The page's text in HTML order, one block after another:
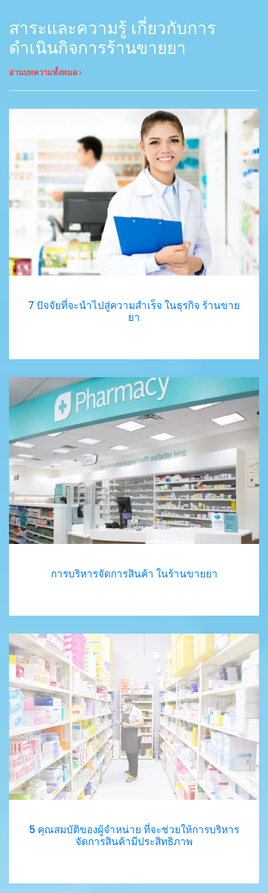
สาระและความรู้ เกี่ยวกับการ
ดำเนินกิจการร้านขายยา
อ่านบทความทั้งหมด
7 ปัจจัยที่จะนำไปสู่ความสำเร็จ ในธุรกิจ ร้านขาย
ยา
การบริหารจัดการสินค้า ในร้านขายยา
5 คุณสมบัติของผู้จำหน่าย ที่จะช่วยให้การบริหาร
จัดการสินค้ามีประสิทธิภาพ